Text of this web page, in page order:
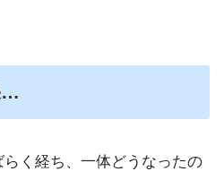
…
く経ち、一体どうなったの